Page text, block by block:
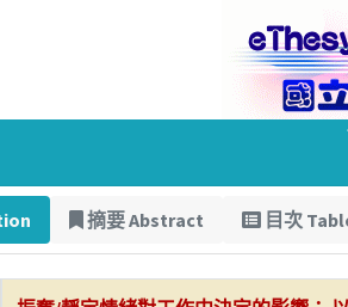
摘要 Abstract 目次